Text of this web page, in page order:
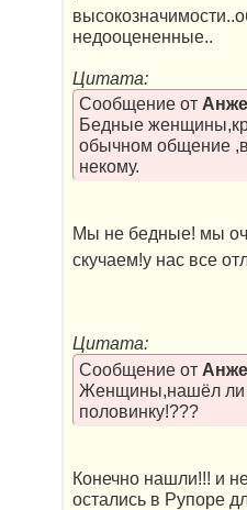
недооцененные..
Цитата:
Сообщение от
Бедные
обычном общение
некому.
Мы не бедные! мы
скучаем!у нас все
Цитата:
Сообщение от
Женщины,нашёл ли
половинку!???
Конечно нашли!!! и
остались в Рупоре